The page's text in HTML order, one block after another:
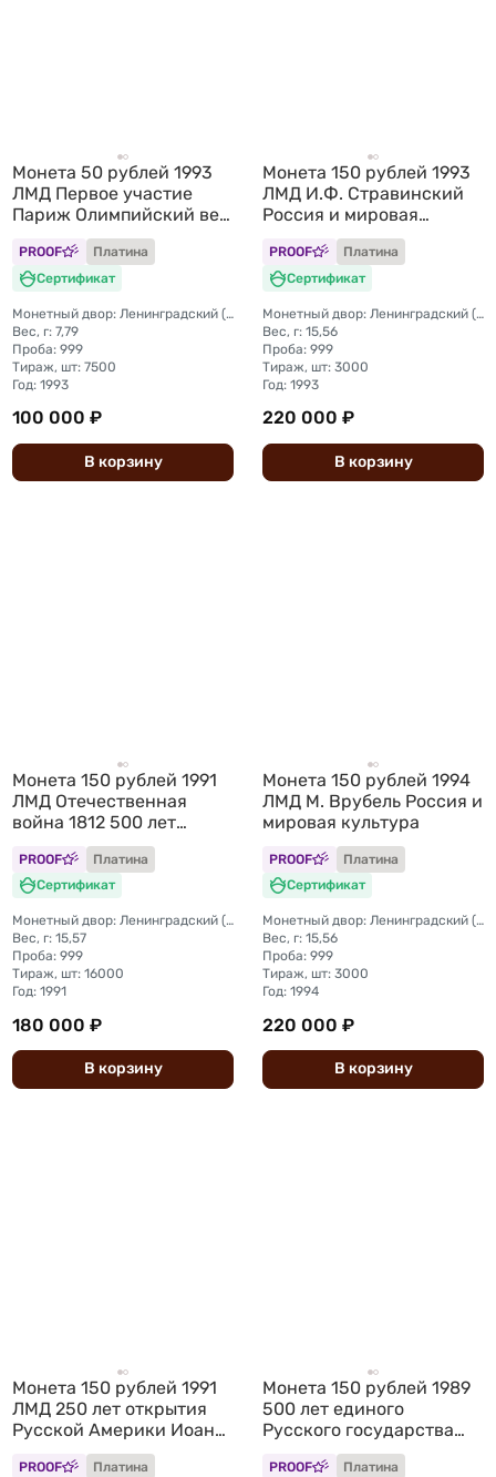
Монета 50 рублей 1993
ЛМД Первое участие
Париж Олимпийский век
PROOF
Платина
Сертификат
Монетный двор: Ленинградский (ЛМД)
Вес, г: 7,79
Проба: 999
Тираж, шт: 7500
Год: 1993
100 000 ₽
В корзину
Монета 150 рублей 1993
ЛМД И.Ф. Стравинский
Россия и мировая
культура
PROOF
Платина
Сертификат
Монетный двор: Ленинградский (ЛМД)
Вес, г: 15,56
Проба: 999
Тираж, шт: 3000
Год: 1993
220 000 ₽
В корзину
Монета 150 рублей 1991
ЛМД Отечественная
война 1812 500 лет
единого Русского
государства
PROOF
Платина
Сертификат
Монетный двор: Ленинградский (ЛМД)
Вес, г: 15,57
Проба: 999
Тираж, шт: 16000
Год: 1991
180 000 ₽
В корзину
Монета 150 рублей 1994
ЛМД М. Врубель Россия и
мировая культура
PROOF
Платина
Сертификат
Монетный двор: Ленинградский (ЛМД)
Вес, г: 15,56
Проба: 999
Тираж, шт: 3000
Год: 1994
220 000 ₽
В корзину
Монета 150 рублей 1991
ЛМД 250 лет открытия
Русской Америки Иоанн
Вениаминов миссионер
и просветитель
PROOF Платина
Монета 150 рублей 1989
500 лет единого
Русского государства
Стояние на Угре 1480
PROOF Платина